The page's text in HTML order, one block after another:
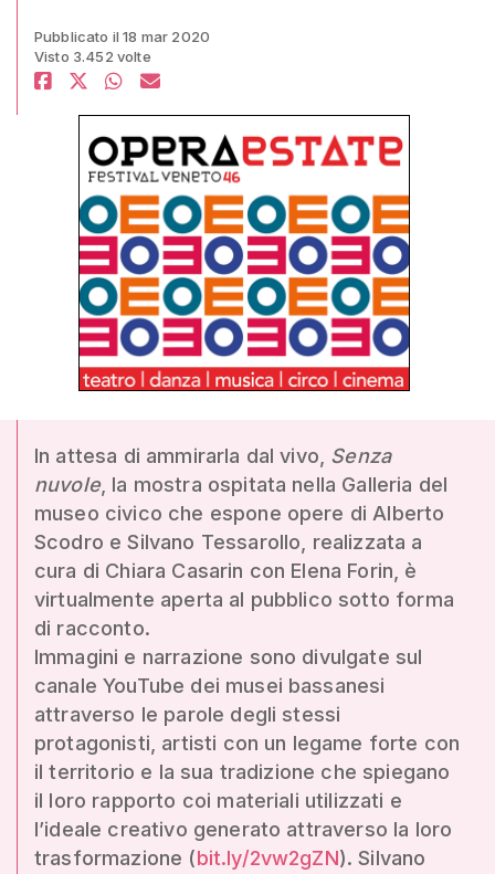
Pubblicato il 18 mar 2020
Visto 3.452 volte
In attesa di ammirarla dal vivo, Senza
nuvole, la mostra ospitata nella Galleria del
museo civico che espone opere di Alberto
Scodro e Silvano Tessarollo, realizzata a
cura di Chiara Casarin con Elena Forin, è
virtualmente aperta al pubblico sotto forma
di racconto.
Immagini e narrazione sono divulgate sul
canale YouTube dei musei bassanesi
attraverso le parole degli stessi
protagonisti, artisti con un legame forte con
il territorio e la sua tradizione che spiegano
il loro rapporto coi materiali utilizzati e
l’ideale creativo generato attraverso la loro
trasformazione (bit.ly/2vw2gZN). Silvano